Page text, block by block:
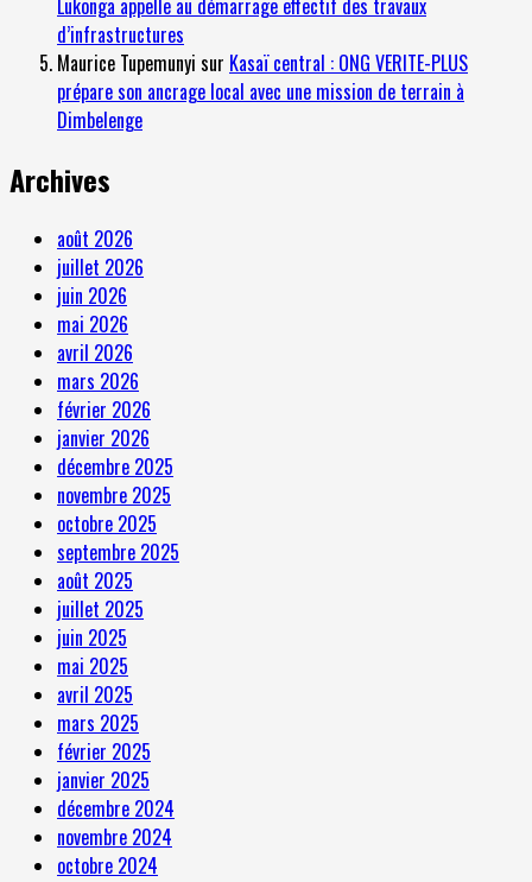
Lukonga appelle au démarrage effectif des travaux
d’infrastructures
Maurice Tupemunyi sur Kasaï central : ONG VERITE-PLUS
prépare son ancrage local avec une mission de terrain à
Dimbelenge
Archives
août 2026
juillet 2026
juin 2026
mai 2026
avril 2026
mars 2026
février 2026
janvier 2026
décembre 2025
novembre 2025
octobre 2025
septembre 2025
août 2025
juillet 2025
juin 2025
mai 2025
avril 2025
mars 2025
février 2025
janvier 2025
décembre 2024
novembre 2024
octobre 2024